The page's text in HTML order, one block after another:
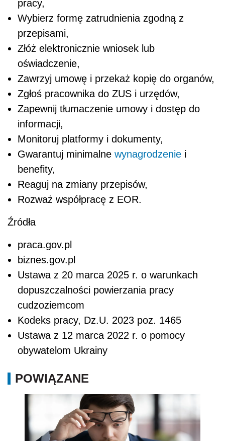
pracy,
Wybierz formę zatrudnienia zgodną z
przepisami,
Złóż elektronicznie wniosek lub
oświadczenie,
Zawrzyj umowę i przekaż kopię do organów,
Zgłoś pracownika do ZUS i urzędów,
Zapewnij tłumaczenie umowy i dostęp do
informacji,
Monitoruj platformy i dokumenty,
Gwarantuj minimalne wynagrodzenie i
benefity,
Reaguj na zmiany przepisów,
Rozważ współpracę z EOR.
Źródła
praca.gov.pl
biznes.gov.pl
Ustawa z 20 marca 2025 r. o warunkach
dopuszczalności powierzania pracy
cudzoziemcom
Kodeks pracy, Dz.U. 2023 poz. 1465
Ustawa z 12 marca 2022 r. o pomocy
obywatelom Ukrainy
POWIĄZANE